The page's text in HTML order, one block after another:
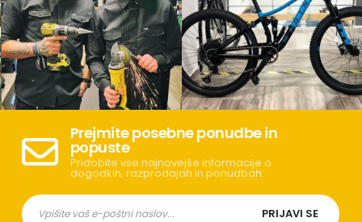
Prejmite posebne ponudbe in
popuste
Pridobite vse najnovejše informacije o
dogodkih, razprodajah in ponudbah.